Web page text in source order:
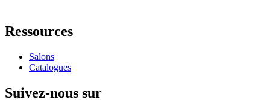
Ressources
Salons
Catalogues
Suivez-nous sur